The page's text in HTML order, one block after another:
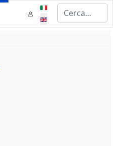
Select your language